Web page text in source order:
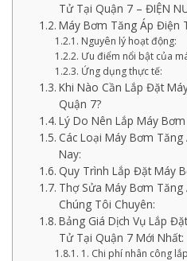
Tử Tại Quận 7 – ĐIỆN
Máy Bơm Tăng Áp Điện
Nguyên lý hoạt động:
Ưu điểm nổi bật của
Ứng dụng thực tế:
Khi Nào Cần Lắp Đặt
Quận 7?
Lý Do Nên Lắp Máy
Các Loại Máy Bơm
Nay:
Quy Trình Lắp Đặt Máy
Thợ Sửa Máy Bơm
Chúng Tôi Chuyên:
Bảng Giá Dịch Vụ Lắp
Tử Tại Quận 7 Mới Nhất:
1. Chi phí nhân công